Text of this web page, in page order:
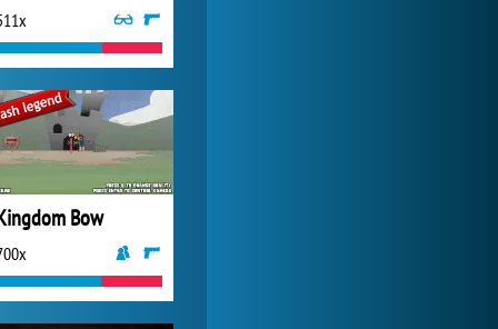
Bow
World of Tanks